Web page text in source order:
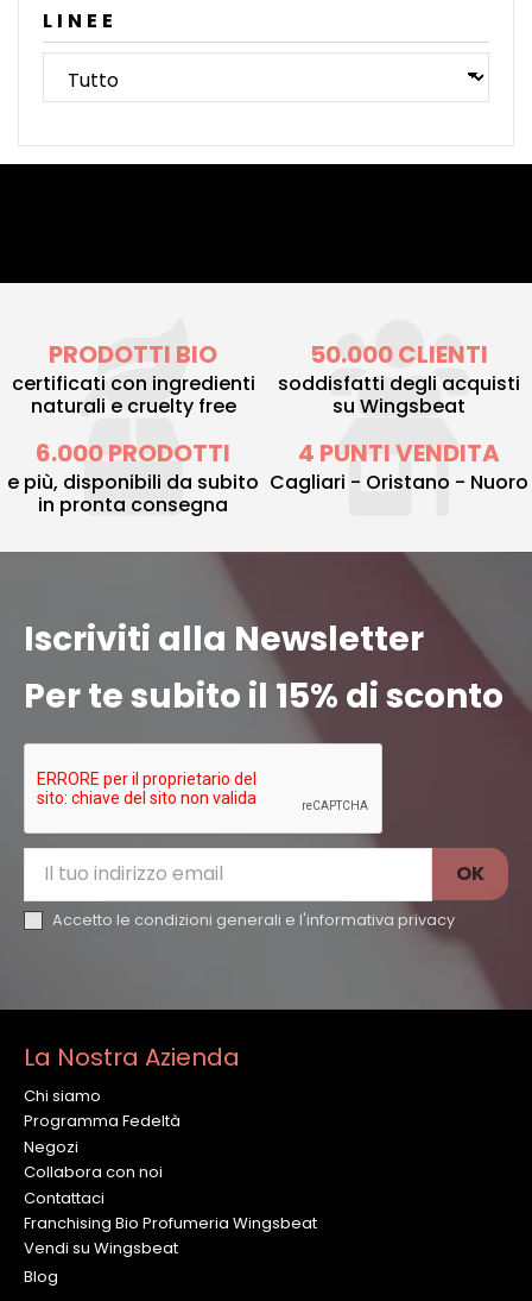
LINEE
PRODOTTI BIO
certificati con ingredienti
naturali e cruelty free
50.000 CLIENTI
soddisfatti degli acquisti
su Wingsbeat
6.000 PRODOTTI
e più, disponibili da subito
in pronta consegna
4 PUNTI VENDITA
Cagliari - Oristano - Nuoro
Iscriviti alla Newsletter
Per te subito il 15% di sconto
Accetto le condizioni generali e l'informativa privacy
La Nostra Azienda
Chi siamo
Programma Fedeltà
Negozi
Collabora con noi
Contattaci
Franchising Bio Profumeria Wingsbeat
Vendi su Wingsbeat
Blog